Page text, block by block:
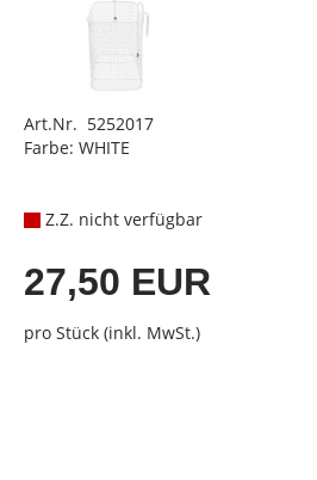
Art.Nr. 5252017
Farbe: WHITE
Z.Z. nicht verfügbar
27,50 EUR
pro Stück (inkl. MwSt.)